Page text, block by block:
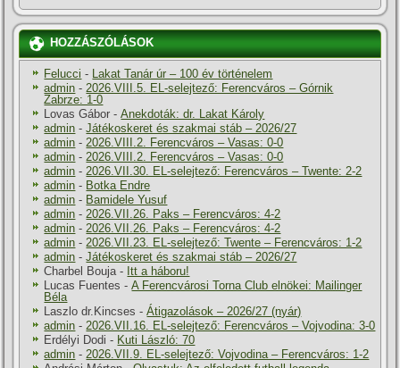
HOZZÁSZÓLÁSOK
Felucci -
Lakat Tanár úr – 100 év történelem
admin - 2026.VIII.5. EL-selejtező: Ferencváros – Górnik
Zabrze: 1-0
Lovas Gábor -Anekdoták: dr. Lakat Károly
admin -Játékoskeret és szakmai stáb – 2026/27
admin - 2026.VIII.2. Ferencváros – Vasas: 0-0
admin - 2026.VIII.2. Ferencváros – Vasas: 0-0
admin - 2026.VII.30. EL-selejtező: Ferencváros – Twente: 2-2
admin - Botka Endre
admin - Bamidele Yusuf
admin - 2026.VII.26. Paks – Ferencváros: 4-2
admin - 2026.VII.26. Paks – Ferencváros: 4-2
admin - 2026.VII.23. EL-selejtező: Twente – Ferencváros: 1-2
admin -Játékoskeret és szakmai stáb – 2026/27
Charbel Bouja - Itt a háboru!
Lucas Fuentes -A Ferencvárosi Torna Club elnökei: Mailinger
Béla
Laszlo dr.Kincses -Átigazolások – 2026/27 (nyár)
admin - 2026.VII.16. EL-selejtező: Ferencváros – Vojvodina: 3-0
Erdélyi Dodi - Kuti László: 70
admin - 2026.VII.9. EL-selejtező: Vojvodina – Ferencváros: 1-2